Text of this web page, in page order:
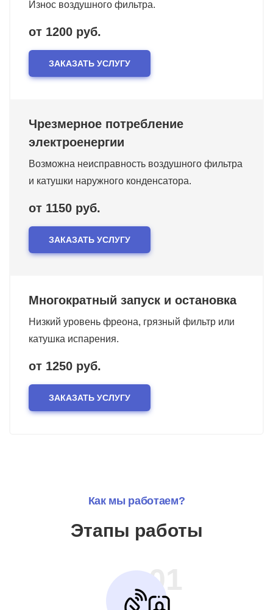
Износ воздушного фильтра.
от 1200 руб.
ЗАКАЗАТЬ УСЛУГУ
Чрезмерное потребление
электроенергии
Возможна неисправность воздушного фильтра
и катушки наружного конденсатора.
от 1150 руб.
ЗАКАЗАТЬ УСЛУГУ
Многократный запуск и остановка
Низкий уровень фреона, грязный фильтр или
катушка испарения.
от 1250 руб.
ЗАКАЗАТЬ УСЛУГУ
Как мы работаем?
Этапы работы
01